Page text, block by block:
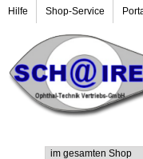
Hilfe Shop-Service